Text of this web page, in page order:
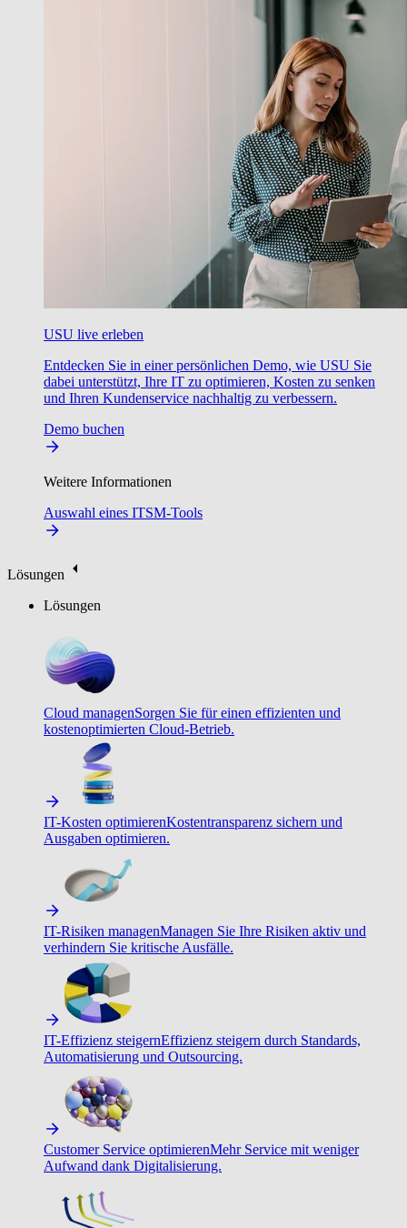
USU live erleben
Entdecken Sie in einer persönlichen Demo, wie USU Sie
dabei unterstützt, Ihre IT zu optimieren, Kosten zu senken
und Ihren Kundenservice nachhaltig zu verbessern.
Demo buchen
Weitere Informationen
Auswahl eines ITSM-Tools
Lösungen
Lösungen
Cloud managenSorgen Sie für einen effizienten und
kostenoptimierten Cloud-Betrieb.
IT-Kosten optimierenKostentransparenz sichern und
Ausgaben optimieren.
IT-Risiken managenManagen Sie Ihre Risiken aktiv und
verhindern Sie kritische Ausfälle.
IT-Effizienz steigernEffizienz steigern durch Standards,
Automatisierung und Outsourcing.
Customer Service optimierenMehr Service mit weniger
Aufwand dank Digitalisierung.